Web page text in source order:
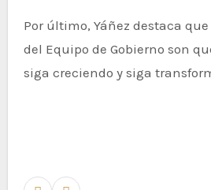
Por último, Yáñez destaca
del Equipo de Gobierno son
siga creciendo y siga